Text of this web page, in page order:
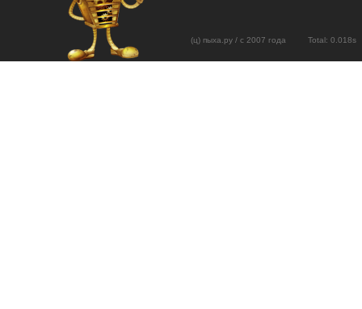
(ц) пыха.ру / с 2007 года Total: